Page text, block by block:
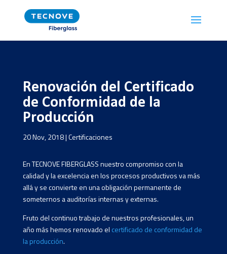
Renovación del Certificado
de Conformidad de la
Producción
20 Nov, 2018|Certificaciones
En TECNOVE FIBERGLASS nuestro compromiso con la
calidad y la excelencia en los procesos productivos va más
allá y se convierte en una obligación permanente de
someternos a auditorías internas y externas.
Fruto del continuo trabajo de nuestros profesionales, un
año más hemos renovado el certificado de conformidad de
la producción.